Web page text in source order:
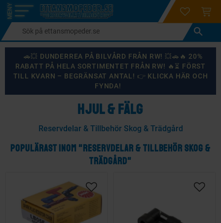
Meny
login
🚗💥 DUNDERREA PÅ BILVÅRD FRÅN RW! 💥🚗🔥 20%
RABATT PÅ HELA SORTIMENTET FRÅN RW! 🔥⏳ FÖRST
TILL KVARN – BEGRÄNSAT ANTAL! 👉 KLICKA HÄR OCH
FYNDA!
HJUL & FÄLG
Reservdelar & Tillbehör Skog & Trädgård
POPULÄRAST INOM "RESERVDELAR & TILLBEHÖR SKOG &
TRÄDGÅRD"